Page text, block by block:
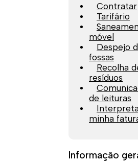
Contratar
Tarifário
móvel
Despejo
fossas
Recolha
resíduos
de leituras
minha
Informação